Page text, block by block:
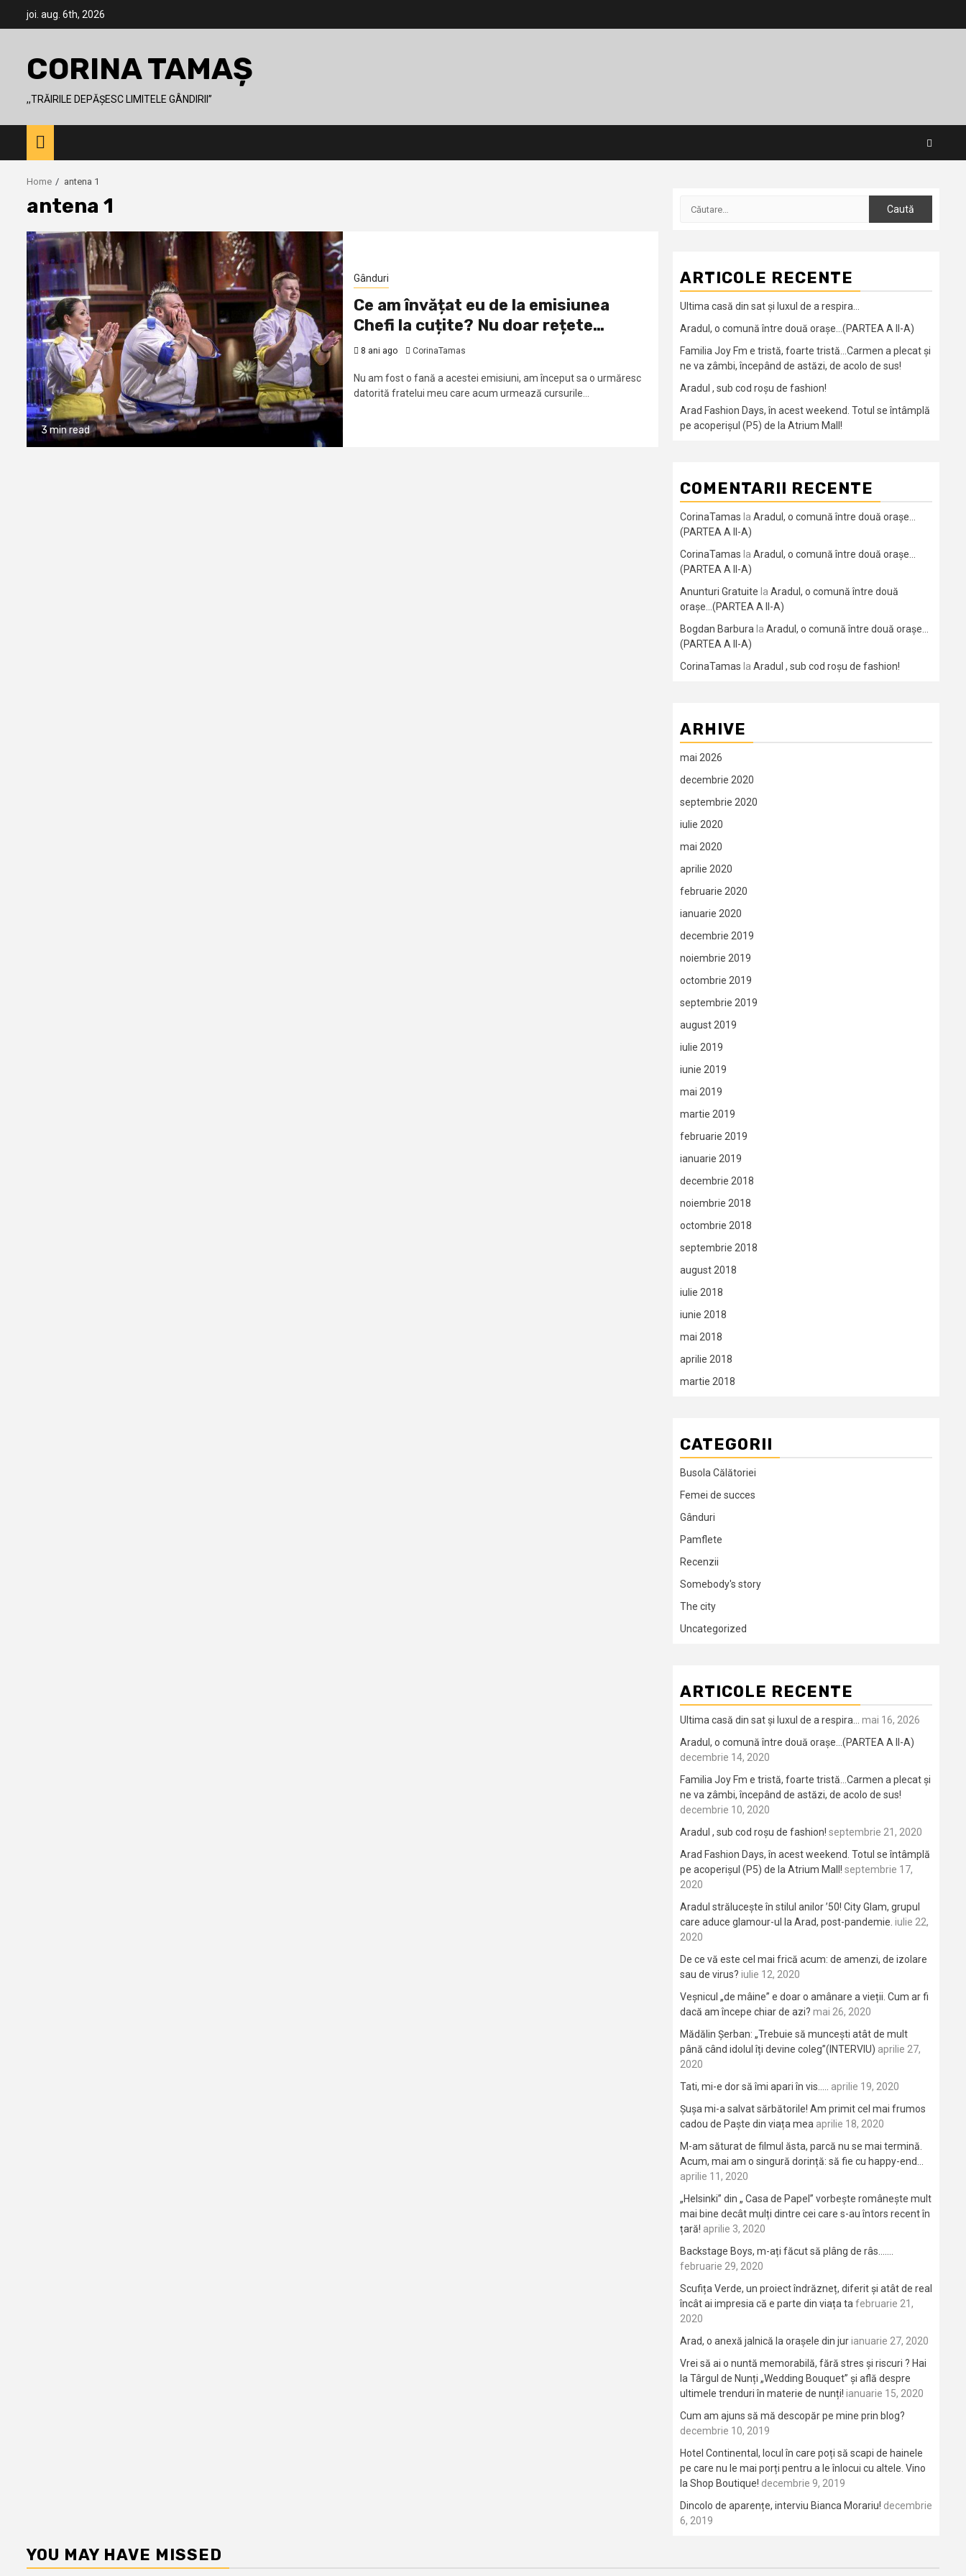
joi. aug. 6th, 2026
CORINA TAMAȘ
,,TRĂIRILE DEPĂȘESC LIMITELE GÂNDIRII’’
Home antena 1
antena 1
3 min read
Gânduri
Ce am învățat eu de la emisiunea
Chefi la cuțite? Nu doar rețete…
8 ani ago CorinaTamas
Nu am fost o fană a acestei emisiuni, am început sa o urmăresc
datorită fratelui meu care acum urmează cursurile...
ARTICOLE RECENTE
Ultima casă din sat și luxul de a respira…
Aradul, o comună între două orașe…(PARTEA A II-A)
Familia Joy Fm e tristă, foarte tristă…Carmen a plecat și
ne va zâmbi, începând de astăzi, de acolo de sus!
Aradul , sub cod roșu de fashion!
Arad Fashion Days, în acest weekend. Totul se întâmplă
pe acoperișul (P5) de la Atrium Mall!
COMENTARII RECENTE
CorinaTamas la Aradul, o comună între două orașe…
(PARTEA A II-A)
CorinaTamas la Aradul, o comună între două orașe…
(PARTEA A II-A)
Anunturi Gratuite la Aradul, o comună între două
orașe…(PARTEA A II-A)
Bogdan Barbura la Aradul, o comună între două orașe…
(PARTEA A II-A)
CorinaTamas la Aradul , sub cod roșu de fashion!
ARHIVE
mai 2026
decembrie 2020
septembrie 2020
iulie 2020
mai 2020
aprilie 2020
februarie 2020
ianuarie 2020
decembrie 2019
noiembrie 2019
octombrie 2019
septembrie 2019
august 2019
iulie 2019
iunie 2019
mai 2019
martie 2019
februarie 2019
ianuarie 2019
decembrie 2018
noiembrie 2018
octombrie 2018
septembrie 2018
august 2018
iulie 2018
iunie 2018
mai 2018
aprilie 2018
martie 2018
CATEGORII
Busola Călătoriei
Femei de succes
Gânduri
Pamflete
Recenzii
Somebody's story
The city
Uncategorized
ARTICOLE RECENTE
Ultima casă din sat și luxul de a respira…
mai 16, 2026
Aradul, o comună între două orașe…(PARTEA A II-A)
decembrie 14, 2020
Familia Joy Fm e tristă, foarte tristă…Carmen a plecat și
ne va zâmbi, începând de astăzi, de acolo de sus!
decembrie 10, 2020
Aradul , sub cod roșu de fashion! septembrie 21, 2020
Arad Fashion Days, în acest weekend. Totul se întâmplă
pe acoperișul (P5) de la Atrium Mall! septembrie 17,
2020
Aradul strălucește în stilul anilor ’50! City Glam, grupul
care aduce glamour-ul la Arad, post-pandemie. iulie 22,
2020
De ce vă este cel mai frică acum: de amenzi, de izolare
sau de virus? iulie 12, 2020
Veșnicul „de mâine” e doar o amânare a vieții. Cum ar fi
dacă am începe chiar de azi? mai 26, 2020
Mădălin Șerban: „Trebuie să muncești atât de mult
până când idolul îți devine coleg”(INTERVIU) aprilie 27,
2020
Tati, mi-e dor să îmi apari în vis…..
aprilie 19, 2020
Șușa mi-a salvat sărbătorile! Am primit cel mai frumos
cadou de Paște din viața mea aprilie 18, 2020
M-am săturat de filmul ăsta, parcă nu se mai termină.
Acum, mai am o singură dorință: să fie cu happy-end…
aprilie 11, 2020
„Helsinki” din „ Casa de Papel” vorbește românește mult
mai bine decât mulți dintre cei care s-au întors recent în
țară! aprilie 3, 2020
Backstage Boys, m-ați făcut să plâng de râs…….
februarie 29, 2020
Scufița Verde, un proiect îndrăzneț, diferit și atât de real
încât ai impresia că e parte din viața ta februarie 21,
2020
Arad, o anexă jalnică la orașele din jurianuarie 27, 2020
Vrei să ai o nuntă memorabilă, fără stres și riscuri ? Hai
la Târgul de Nunți „Wedding Bouquet” și află despre
ultimele trenduri în materie de nunți! ianuarie 15, 2020
Cum am ajuns să mă descopăr pe mine prin blog?
decembrie 10, 2019
Hotel Continental, locul în care poți să scapi de hainele
pe care nu le mai porți pentru a le înlocui cu altele. Vino
la Shop Boutique! decembrie 9, 2019
Dincolo de aparențe, interviu Bianca Morariu! decembrie
6, 2019
YOU MAY HAVE MISSED